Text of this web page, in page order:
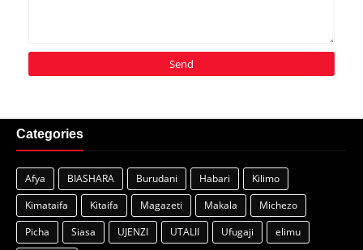
Categories
Afya BIASHARA Burudani Habari
Kilimo
Kimataifa
Kitaifa Magazeti Makala
Michezo
Picha
Siasa UJENZI UTALII Ufugaji
elimu